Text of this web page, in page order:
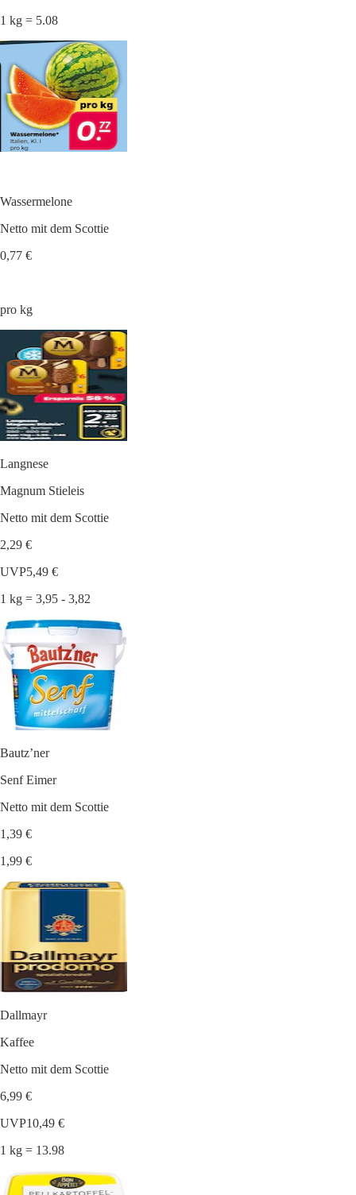
1 kg = 5.08
Wassermelone
Netto mit dem Scottie
0,77 €
pro kg
Langnese
Magnum Stieleis
Netto mit dem Scottie
2,29 €
UVP5,49 €
1 kg = 3,95 - 3,82
Bautz’ner
Senf Eimer
Netto mit dem Scottie
1,39 €
1,99 €
Dallmayr
Kaffee
Netto mit dem Scottie
6,99 €
UVP10,49 €
1 kg = 13.98